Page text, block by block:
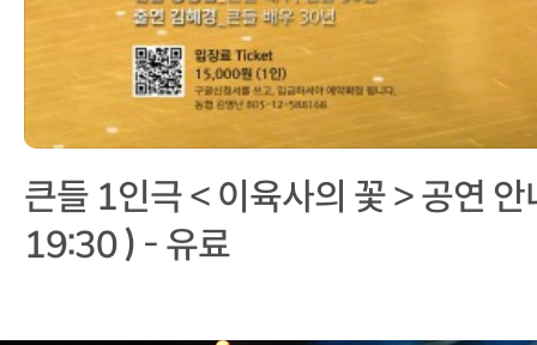
큰들 1인극 < 이육사의 꽃 > 공연
19:30 ) - 유료